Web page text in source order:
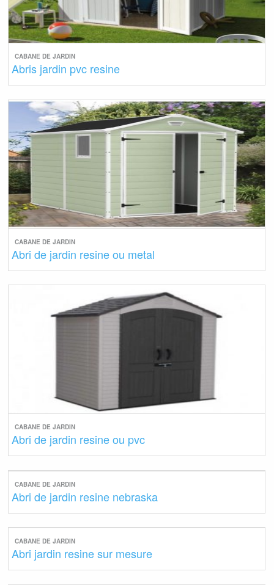
CABANE DE JARDIN
Abris jardin pvc resine
CABANE DE JARDIN
Abri de jardin resine ou metal
CABANE DE JARDIN
Abri de jardin resine ou pvc
CABANE DE JARDIN
Abri de jardin resine nebraska
CABANE DE JARDIN
Abri jardin resine sur mesure